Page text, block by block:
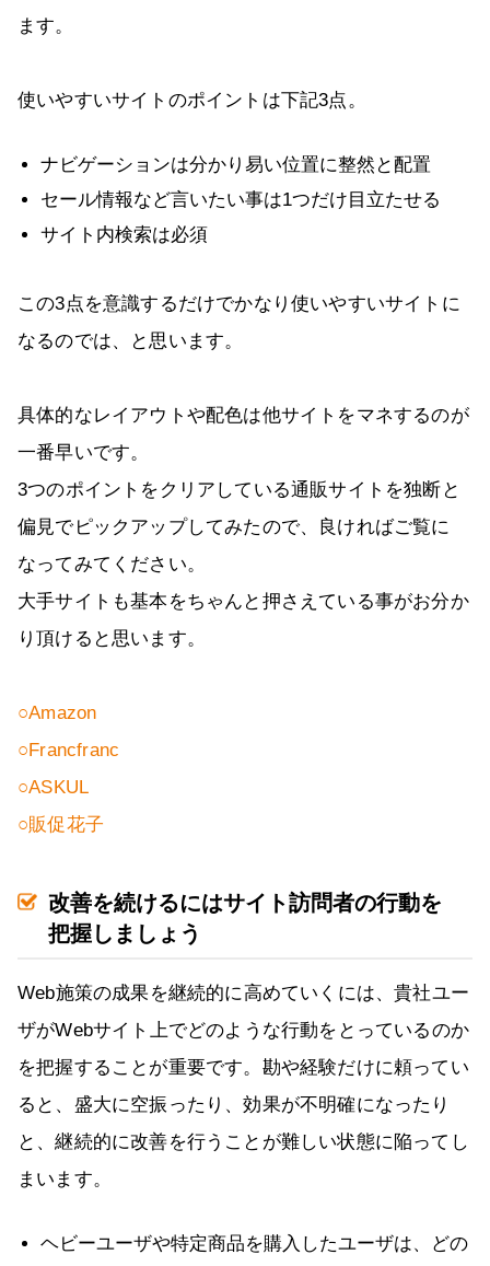
ます。
使いやすいサイトのポイントは下記3点。
ナビゲーションは分かり易い位置に整然と配置
セール情報など言いたい事は1つだけ目立たせる
サイト内検索は必須
この3点を意識するだけでかなり使いやすいサイトに
なるのでは、と思います。
具体的なレイアウトや配色は他サイトをマネするのが
一番早いです。
3つのポイントをクリアしている通販サイトを独断と
偏見でピックアップしてみたので、良ければご覧に
なってみてください。
大手サイトも基本をちゃんと押さえている事がお分か
り頂けると思います。
○Amazon
○Francfranc
○ASKUL
○販促花子
改善を続けるにはサイト訪問者の行動を
把握しましょう
Web施策の成果を継続的に高めていくには、貴社ユー
ザがWebサイト上でどのような行動をとっているのか
を把握することが重要です。勘や経験だけに頼ってい
ると、盛大に空振ったり、効果が不明確になったり
と、継続的に改善を行うことが難しい状態に陥ってし
まいます。
ヘビーユーザや特定商品を購入したユーザは、どの